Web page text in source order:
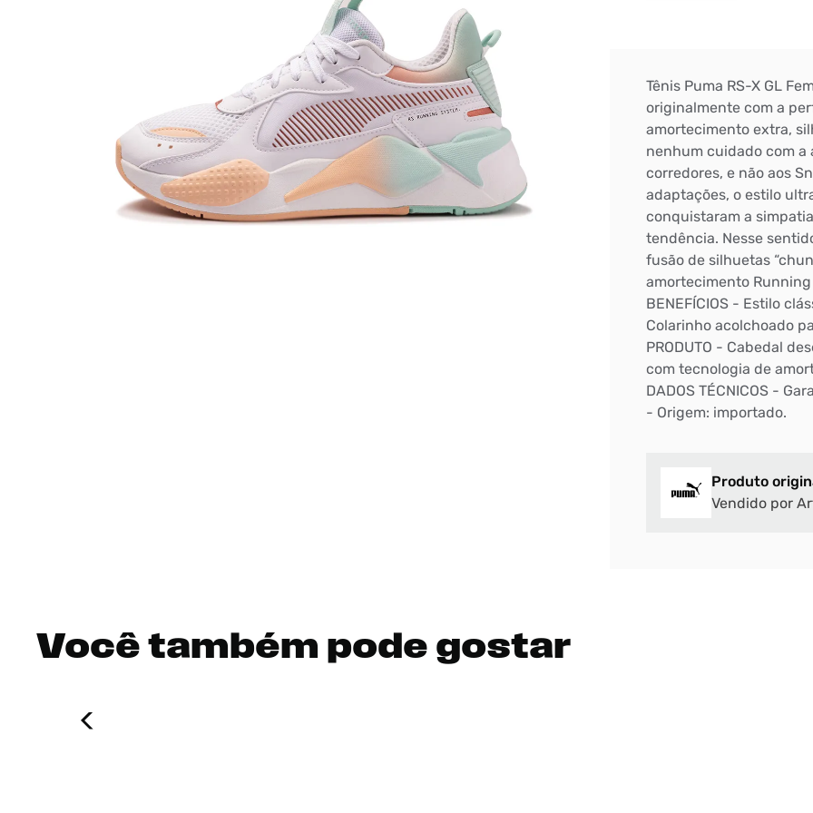
Tênis Puma RS-X GL
originalmente com a
amortecimento extra,
nenhum cuidado com a
corredores, e não aos
adaptações, o estilo
conquistaram a
tendência. Nesse
fusão de silhuetas
amortecimento
BENEFÍCIOS - Estilo
Colarinho acolchoado
PRODUTO - Cabedal
com tecnologia de
DADOS TÉCNICOS -
- Origem: importado.
Produto
Vendido por
Você também pode gostar